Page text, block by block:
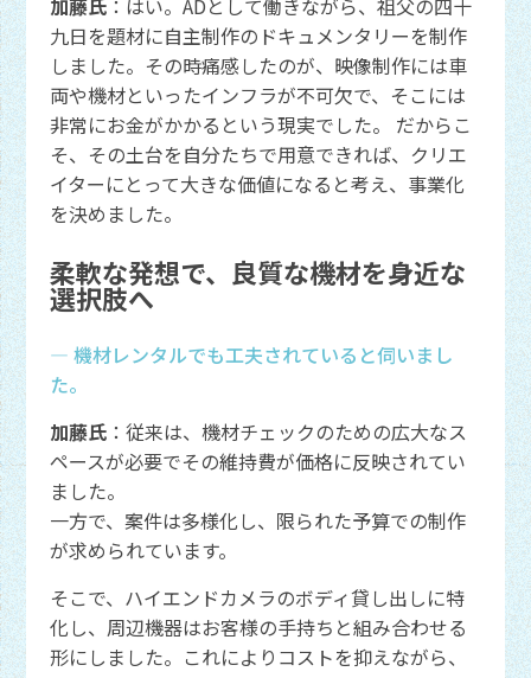
九日を題材に自主制作のドキュメンタリーを制作
しました。その時痛感したのが、映像制作には車
両や機材といったインフラが不可欠で、そこには
非常にお金がかかるという現実でした。 だからこ
そ、その土台を自分たちで用意できれば、クリエ
イターにとって大きな価値になると考え、事業化
を決めました。
柔軟な発想で、良質な機材を身近な
選択肢へ
― 機材レンタルでも工夫されていると伺いまし
た。
加藤氏：従来は、機材チェックのための広大なス
ペースが必要でその維持費が価格に反映されてい
ました。
一方で、案件は多様化し、限られた予算での制作
が求められています。
そこで、ハイエンドカメラのボディ貸し出しに特
化し、周辺機器はお客様の手持ちと組み合わせる
形にしました。これによりコストを抑えながら、